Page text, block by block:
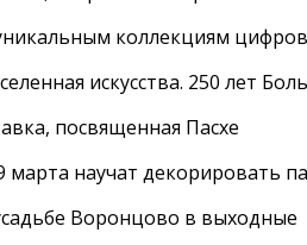
коллекциям
искусства. 250 лет
посвященная Пасхе
научат декорировать
Воронцово в выходные